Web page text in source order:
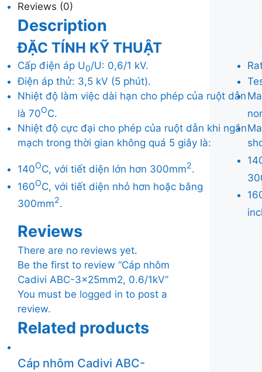
Reviews (0)
Description
ĐẶC TÍNH KỸ THUẬT
Cấp điện áp U0/U: 0,6/1 kV.
Điện áp thử: 3,5 kV (5 phút).
Nhiệt độ làm việc dài hạn cho phép của ruột dẫn
là 70OC.
Nhiệt độ cực đại cho phép của ruột dẫn khi ngắn
mạch trong thời gian không quá 5 giây là:
140OC, với tiết diện lớn hơn 300mm2.
160OC, với tiết diện nhỏ hơn hoặc bằng
300mm2.
Reviews
There are no reviews yet.
Be the first to review “Cáp nhôm
Cadivi ABC-3x25mm2, 0.6/1kV”
You must be logged in to post a
review.
Related products
Cáp nhôm Cadivi ABC-